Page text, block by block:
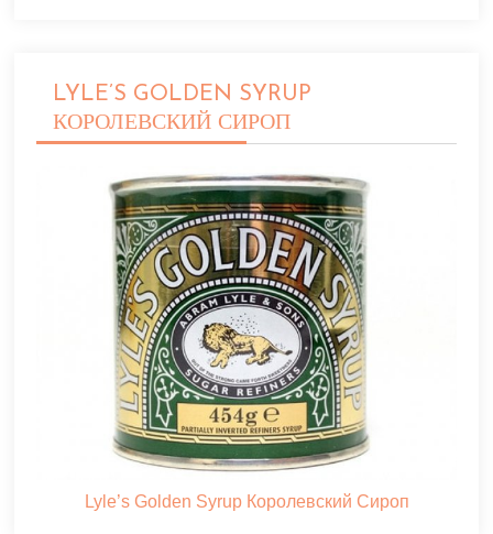
LYLE’S GOLDEN SYRUP
КОРОЛЕВСКИЙ СИРОП
Lyle’s Golden Syrup Королевский Сироп